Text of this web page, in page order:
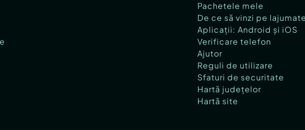
Pachetele mele
De ce să vinzi pe
Aplicații: Android și iOS
Verificare telefon
Ajutor
Reguli de utilizare
Sfaturi de securitate
Hartă județelor
Hartă site